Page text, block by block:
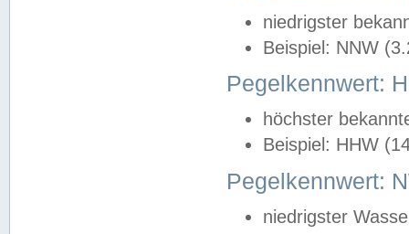
niedrigster
Beispiel: NNW
Pegelkennwert:
höchster
Beispiel: HHW
Pegelkennwert:
niedrigster